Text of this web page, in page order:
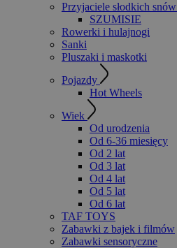
Przyjaciele słodkich snów
SZUMISIE
Rowerki i hulajnogi
Sanki
Pluszaki i maskotki
Pojazdy
Hot Wheels
Wiek
Od urodzenia
Od 6-36 miesięcy
Od 2 lat
Od 3 lat
Od 4 lat
Od 5 lat
Od 6 lat
TAF TOYS
Zabawki z bajek i filmów
Zabawki sensoryczne